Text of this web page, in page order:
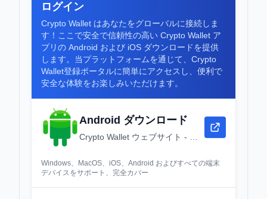
ログイン
Crypto Wallet はあなたをグローバルに接続しま
す！ここで安全で信頼性の高い Crypto Wallet ア
プリの Android および iOS ダウンロードを提供
します。当プラットフォームを通じて、Crypto
Wallet登録ポータルに簡単にアクセスし、便利で
安全な体験をお楽しみいただけます。
Android ダウンロード
Windows、MacOS、iOS、Android およびすべての端末
デバイスをサポート、完全カバー